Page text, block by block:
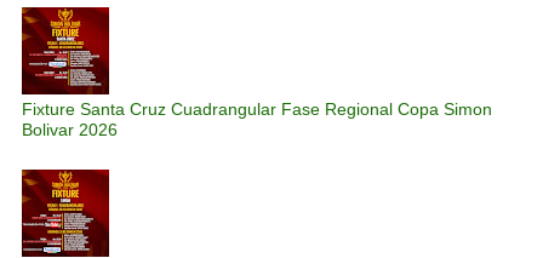
Fixture Santa Cruz Cuadrangular Fase Regional Copa Simon
Bolivar 2026